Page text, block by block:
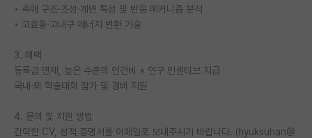
인문사회 계열 게시판
반도체/AI 게시판
장학금/장학생 게시판
학술 정보 게시판
• 촉매 구조·조성·계면 특성 및 반응 메커니즘 분석
• 고효율·고내구 에너지 변환 기술
3. 혜택
등록금 면제, 높은 수준의 인건비 + 연구 인센티브 지급
국내·외 학술대회 참가 및 경비 지원
4. 문의 및 지원 방법
간략한 CV, 성적 증명서를 이메일로 보내주시기 바랍니다. (hyuksuhan@